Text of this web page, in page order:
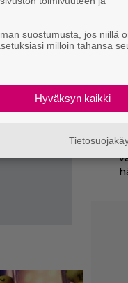
suostumusta, jos niillä
milloin tahansa
Hyväksyn kaikki